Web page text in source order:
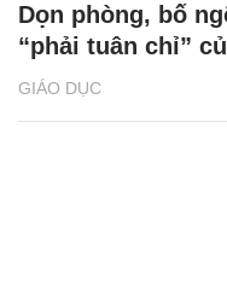
GIÁO DỤC
Dọn phòng, bố
“phải tuân chỉ”